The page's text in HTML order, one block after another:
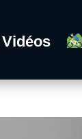
Vidéos